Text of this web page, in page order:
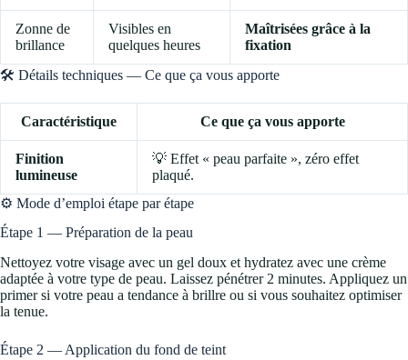
Zonne de
brillance
Visibles en
quelques heures
Maîtrisées grâce à la
fixation
🛠️ Détails techniques — Ce que ça vous apporte
Caractéristique Ce que ça vous apporte
Finition
lumineuse
💡 Effet « peau parfaite », zéro effet
plaqué.
⚙️ Mode d’emploi étape par étape
Étape 1 — Préparation de la peau
Nettoyez votre visage avec un gel doux et hydratez avec une crème
adaptée à votre type de peau. Laissez pénétrer 2 minutes. Appliquez un
primer si votre peau a tendance à brillre ou si vous souhaitez optimiser
la tenue.
Étape 2 — Application du fond de teint